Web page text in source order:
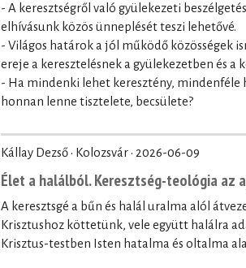
- A keresztségről való gyülekezeti
elhívásunk közös ünneplését teszi lehetővé.
- Világos határok a jól működő közösségek
ereje a keresztelésnek a gyülekezetben és a
- Ha mindenki lehet keresztény,
honnan lenne tisztelete, becsülete?
Kállay Dezső · Kolozsvár · 2026-06-09
Élet a halálból. Keresztség-teológia az
A keresztsgé a bűn és halál uralma alól
Krisztushoz köttetünk, vele együtt halálra
Krisztus-testben Isten hatalma és oltalma